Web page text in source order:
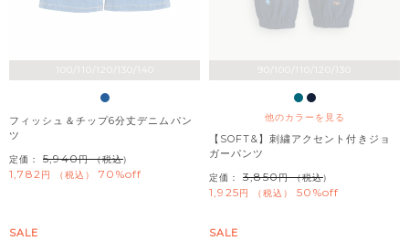
100/110/120/130/140
フィッシュ＆チップ6分丈デニムパン
ツ
定価： 5,940 （税込）
1,782 税込 70%off
他のカラーを見る
【SOFT&】刺繍アクセント付きジョ
ガーパンツ
定価： 3,850 （税込）
1,925 税込 50%off
SALE SALE